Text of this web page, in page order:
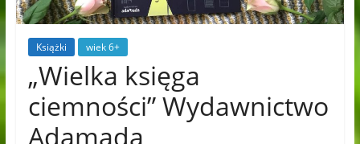
Książki wiek 6+
„Wielka księga
ciemności” Wydawnictwo
Adamada